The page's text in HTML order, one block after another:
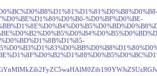
%D0%BF%D0%BE-